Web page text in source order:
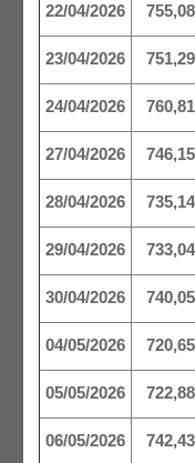
22/04/2026
23/04/2026
24/04/2026
27/04/2026
28/04/2026
29/04/2026
30/04/2026
04/05/2026
05/05/2026
06/05/2026